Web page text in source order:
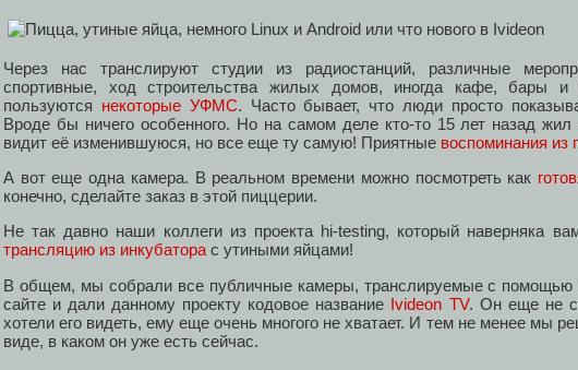
Через нас транслируют студии из радиостанций, различные
спортивные, ход строительства жилых домов, иногда кафе, бары
пользуются некоторые УФМС. Часто бывает, что люди просто
Вроде бы ничего особенного. Но на самом деле кто-то 15 лет назад
видит её изменившуюся, но все еще ту самую! Приятные воспоминания из
А вот еще одна камера. В реальном времени можно посмотреть как
конечно, сделайте заказ в этой пиццерии.
Не так давно наши коллеги из проекта hi-testing, который наверняка
трансляцию из инкубатора с утиными яйцами!
В общем, мы собрали все публичные камеры, транслируемые с помощью
сайте и дали данному проекту кодовое название Ivideon TV. Он еще не
хотели его видеть, ему еще очень многого не хватает. И тем не менее мы
виде, в каком он уже есть сейчас.